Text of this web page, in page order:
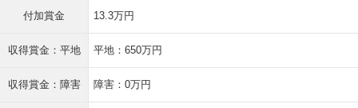
付加賞金 13.3万円
収得賞金：平地 平地：650万円
収得賞金：障害 障害：0万円